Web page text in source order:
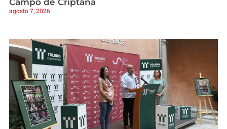
Campo de Criptana
agosto 7, 2026